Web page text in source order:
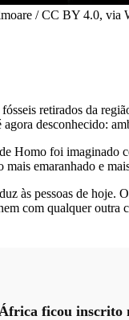
/ CC BY 4.0,
retirados da
desconhecido:
Homo foi imaginado
emaranhado e
às pessoas de
com qualquer outra
ficou inscrito